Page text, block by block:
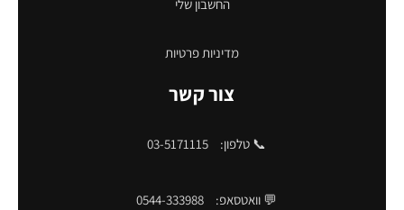
החשבון שלי
מדיניות פרטיות
צור קשר
📞 טלפון: 03-5171115
💬 וואטסאפ: 0544-333988